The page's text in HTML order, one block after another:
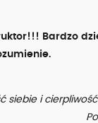
Bardzo
siebie i